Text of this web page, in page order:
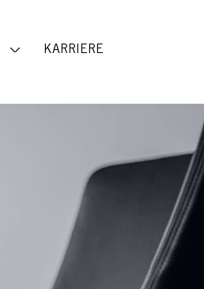
KARRIERE